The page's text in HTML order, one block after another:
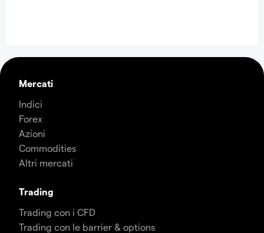
Mercati
Indici
Forex
Azioni
Commodities
Altri mercati
Trading
Trading con i CFD
Trading con le barrier & options